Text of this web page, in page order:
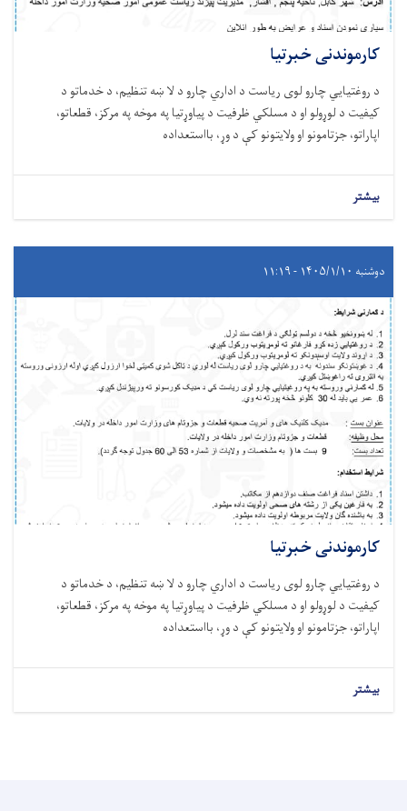
کارموندنی خبرتیا
د روغتيايي چارو لوی ریاست د اداري چارو د لا ښه تنظیم، د خدماتو د
کیفیت د لوړولو او د مسلکي ظرفیت د پیاوړتیا په موخه په مرکز، قطعاتو،
اپاراتو، جزتامونو او ولایتونو کې د وړ، بااستعداده
بیشتر
دوشنبه ۱۴۰۵/۱/۱۰ - ۱۱:۱۹
کارموندنی خبرتیا
د روغتيايي چارو لوی ریاست د اداري چارو د لا ښه تنظیم، د خدماتو د
کیفیت د لوړولو او د مسلکي ظرفیت د پیاوړتیا په موخه په مرکز، قطعاتو،
اپاراتو، جزتامونو او ولایتونو کې د وړ، بااستعداده
بیشتر